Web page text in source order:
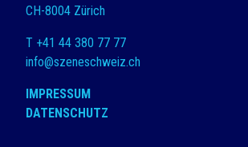
CH-8004 Zürich
T +41 44 380 77 77
info@szeneschweiz.ch
IMPRESSUM
DATENSCHUTZ